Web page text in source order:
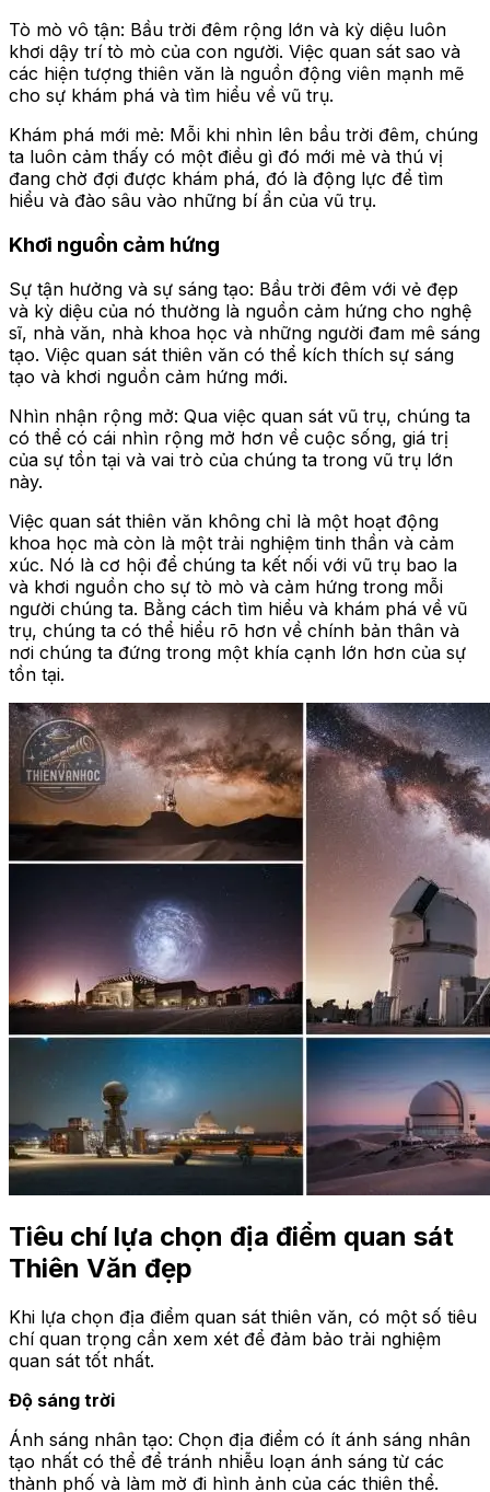
Tò mò vô tận: Bầu trời đêm rộng lớn và kỳ diệu luôn
khơi dậy trí tò mò của con người. Việc quan sát sao và
các hiện tượng thiên văn là nguồn động viên mạnh mẽ
cho sự khám phá và tìm hiểu về vũ trụ.
Khám phá mới mẻ: Mỗi khi nhìn lên bầu trời đêm, chúng
ta luôn cảm thấy có một điều gì đó mới mẻ và thú vị
đang chờ đợi được khám phá, đó là động lực để tìm
hiểu và đào sâu vào những bí ẩn của vũ trụ.
Khơi nguồn cảm hứng
Sự tận hưởng và sự sáng tạo: Bầu trời đêm với vẻ đẹp
và kỳ diệu của nó thường là nguồn cảm hứng cho nghệ
sĩ, nhà văn, nhà khoa học và những người đam mê sáng
tạo. Việc quan sát thiên văn có thể kích thích sự sáng
tạo và khơi nguồn cảm hứng mới.
Nhìn nhận rộng mở: Qua việc quan sát vũ trụ, chúng ta
có thể có cái nhìn rộng mở hơn về cuộc sống, giá trị
của sự tồn tại và vai trò của chúng ta trong vũ trụ lớn
này.
Việc quan sát thiên văn không chỉ là một hoạt động
khoa học mà còn là một trải nghiệm tinh thần và cảm
xúc. Nó là cơ hội để chúng ta kết nối với vũ trụ bao la
và khơi nguồn cho sự tò mò và cảm hứng trong mỗi
người chúng ta. Bằng cách tìm hiểu và khám phá về vũ
trụ, chúng ta có thể hiểu rõ hơn về chính bản thân và
nơi chúng ta đứng trong một khía cạnh lớn hơn của sự
tồn tại.
Tiêu chí lựa chọn địa điểm quan sát
Thiên Văn đẹp
Khi lựa chọn địa điểm quan sát thiên văn, có một số tiêu
chí quan trọng cần xem xét để đảm bảo trải nghiệm
quan sát tốt nhất.
Độ sáng trời
Ánh sáng nhân tạo: Chọn địa điểm có ít ánh sáng nhân
tạo nhất có thể để tránh nhiễu loạn ánh sáng từ các
thành phố và làm mờ đi hình ảnh của các thiên thể.